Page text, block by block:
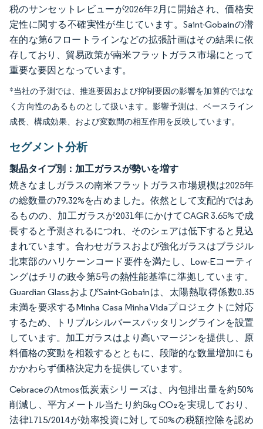
税のサンセットレビューが2026年2月に開始され、価格安
定性に関する不確実性が生じています。Saint-Gobainの潜
在的な第6フロートラインなどの拡張計画はその結果に依
存しており、貿易政策が南米フラットガラス市場にとって
重要な要因となっています。
*当社の予測では、推進要因および抑制要因の影響を加算的ではな
く方向性のあるものとして扱います。影響予測は、ベースライン
成長、構成効果、および変数間の相互作用を反映しています。
セグメント分析
製品タイプ別：加工ガラスが勢いを増す
焼きなましガラスの南米フラットガラス市場規模は2025年
の総数量の79.32%を占めました。依然として支配的ではあ
るものの、加工ガラスが2031年にかけてCAGR 3.65%で成
長すると予測されるにつれ、そのシェアは低下すると見込
まれています。合わせガラスおよび強化ガラスはブラジル
北東部のハリケーンコード要件を満たし、Low-Eコーティ
ングはチリの政令第5号の熱性能基準に準拠しています。
Guardian GlassおよびSaint-Gobainは、太陽熱取得係数0.35
未満を要求するMinha Casa Minha Vidaプロジェクトに対応
するため、トリプルシルバースパッタリングラインを設置
しています。加工ガラスはより高いマージンを提供し、原
料価格の変動を相殺するとともに、段階的な数量増加にも
かかわらず価格決定力を提供しています。
CebraceのAtmos低炭素シリーズは、内包排出量を約50%
削減し、平方メートル当たり約5kg CO₂を実現しており、
法律1715/2014が効率投資に対して50%の税額控除を認め